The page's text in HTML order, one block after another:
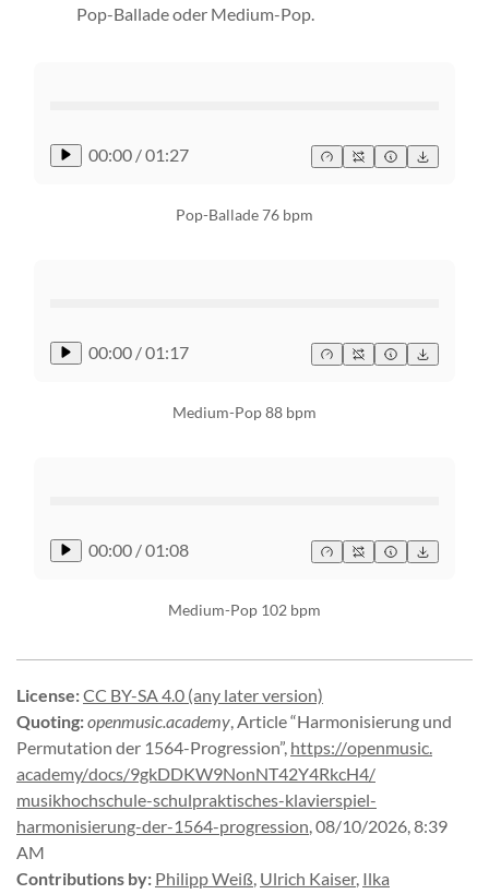
Pop-Ballade oder Medium-Pop.
00:00 /01:27
Pop-Ballade 76 bpm
00:00 /01:17
Medium-Pop 88 bpm
00:00 /01:08
Medium-Pop 102 bpm
License:CC BY-SA 4.0 (any later version)
Quoting:openmusic.academy,Article “Harmonisierung und
Permutation der 1564-Progression”, https://openmusic.
academy/docs/9gkDDKW9NonNT42Y4RkcH4/
musikhochschule-schulpraktisches-klavierspiel-
harmonisierung-der-1564-progression,08/10/2026, 8:39
AM
Contributions by: Philipp Weiß, Ulrich Kaiser, Ilka